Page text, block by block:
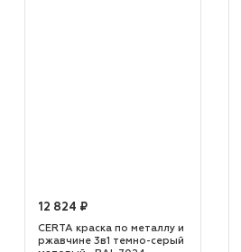
12 824 ₽
CERTA краска по металлу и
ржавчине 3в1 темно-серый